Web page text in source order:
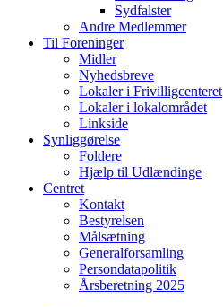
Sydfalster
Andre Medlemmer
Til Foreninger
Midler
Nyhedsbreve
Lokaler i Frivilligcenteret
Lokaler i lokalområdet
Linkside
Synliggørelse
Foldere
Hjælp til Udlændinge
Centret
Kontakt
Bestyrelsen
Målsætning
Generalforsamling
Persondatapolitik
Årsberetning 2025